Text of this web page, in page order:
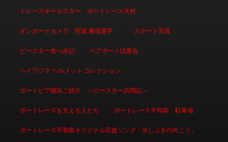
トレースオールスター ボートレース大村
オンボードカメラ 阿波 勝哉選手 スタート写真
ピースター食べ歩記 ペアボート試乗会
ヘイワジマ ヘルメット コレクション
ボートピア横浜ご紹介 ～ピースター訪問記～
ボートレースを支える人たち ボートレース平和島 駐車場
ボートレース平和島オリジナル応援ソング「水しぶきの向こう」